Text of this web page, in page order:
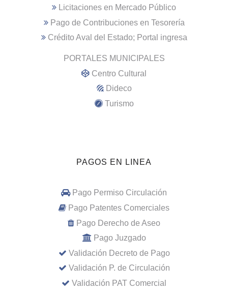
Licitaciones en Mercado Público
Pago de Contribuciones en Tesorería
Crédito Aval del Estado; Portal ingresa
PORTALES MUNICIPALES
Centro Cultural
Dideco
Turismo
PAGOS EN LINEA
Pago Permiso Circulación
Pago Patentes Comerciales
Pago Derecho de Aseo
Pago Juzgado
Validación Decreto de Pago
Validación P. de Circulación
Validación PAT Comercial